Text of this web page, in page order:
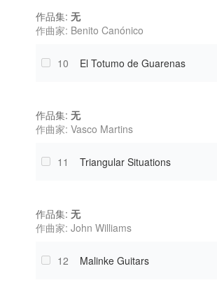
作品集: 无
作曲家: Benito Canónico
10 El Totumo de Guarenas
作品集: 无
作曲家: Vasco Martins
11 Triangular Situations
作品集: 无
作曲家: John Williams
12 Malinke Guitars